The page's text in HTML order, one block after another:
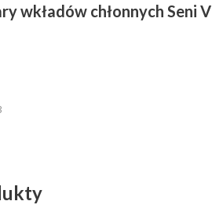
wkładów chłonnych Seni V